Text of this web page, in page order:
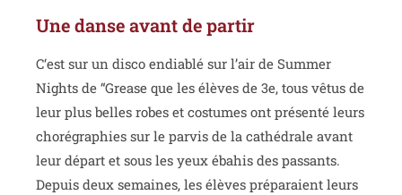
Une danse avant de partir
C‘est sur un disco endiablé sur l’air de Summer
Nights de “Grease que les élèves de 3e, tous vêtus de
leur plus belles robes et costumes ont présenté leurs
chorégraphies sur le parvis de la cathédrale avant
leur départ et sous les yeux ébahis des passants.
Depuis deux semaines, les élèves préparaient leurs